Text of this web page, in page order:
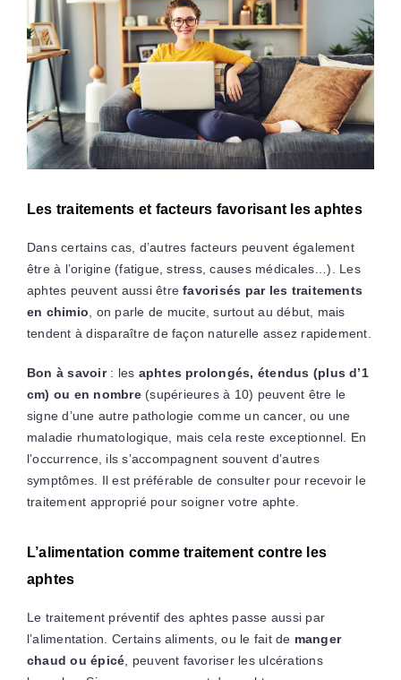
Les traitements et facteurs favorisant les aphtes
Dans certains cas, d’autres facteurs peuvent également
être à l’origine (fatigue, stress, causes médicales…). Les
aphtes peuvent aussi êtrefavorisés par les traitements
en chimio , on parle de mucite, surtout au début, mais
tendent à disparaître de façon naturelle assez rapidement.
Bon à savoir: les aphtes prolongés, étendus (plus d’1
cm) ou en nombre(supérieures à 10) peuvent être le
signe d’une autre pathologie comme un cancer, ou une
maladie rhumatologique, mais cela reste exceptionnel. En
l’occurrence, ils s’accompagnent souvent d’autres
symptômes. Il est préférable de consulter pour recevoir le
traitement approprié pour soigner votre aphte.
L’alimentation comme traitement contre les
aphtes
Le traitement préventif des aphtes passe aussi par
l’alimentation. Certains aliments, ou le fait de manger
chaud ou épicé , peuvent favoriser les ulcérations